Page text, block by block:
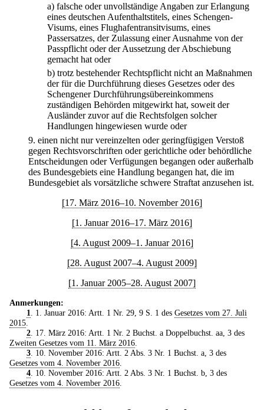
a) falsche oder unvollständige Angaben zur Erlangung
eines deutschen Aufenthaltstitels, eines Schengen-
Visums, eines Flughafentransitvisums, eines
Passersatzes, der Zulassung einer Ausnahme von der
Passpflicht oder der Aussetzung der Abschiebung
gemacht hat oder
b) trotz bestehender Rechtspflicht nicht an Maßnahmen
der für die Durchführung dieses Gesetzes oder des
Schengener Durchführungsübereinkommens
zuständigen Behörden mitgewirkt hat, soweit der
Ausländer zuvor auf die Rechtsfolgen solcher
Handlungen hingewiesen wurde oder
9. einen nicht nur vereinzelten oder geringfügigen Verstoß
gegen Rechtsvorschriften oder gerichtliche oder behördliche
Entscheidungen oder Verfügungen begangen oder außerhalb
des Bundesgebiets eine Handlung begangen hat, die im
Bundesgebiet als vorsätzliche schwere Straftat anzusehen ist.
[17. März 2016–10. November 2016]
[1. Januar 2016–17. März 2016]
[4. August 2009–1. Januar 2016]
[28. August 2007–4. August 2009]
[1. Januar 2005–28. August 2007]
Anmerkungen:
1
. 1. Januar 2016: Artt. 1 Nr. 29, 9 S. 1 des Gesetzes vom 27. Juli
2015
2. 17. März 2016: Artt. 1 Nr. 2 Buchst. a Doppelbuchst. aa, 3 des
Zweiten Gesetzes vom 11. März 2016
3. 10. November 2016: Artt. 2 Abs. 3 Nr. 1 Buchst. a, 3 des
Gesetzes vom 4. November 2016
4. 10. November 2016: Artt. 2 Abs. 3 Nr. 1 Buchst. b, 3 des
Gesetzes vom 4. November 2016